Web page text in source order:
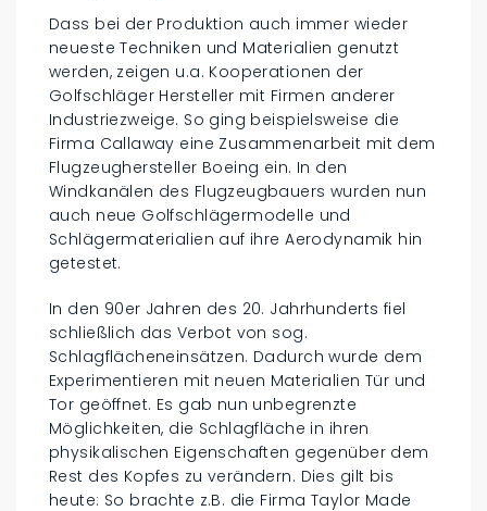
Dass bei der Produktion auch immer wieder
neueste Techniken und Materialien genutzt
werden, zeigen u.a. Kooperationen der
Golfschläger Hersteller mit Firmen anderer
Industriezweige. So ging beispielsweise die
Firma Callaway eine Zusammenarbeit mit dem
Flugzeughersteller Boeing ein. In den
Windkanälen des Flugzeugbauers wurden nun
auch neue Golfschlägermodelle und
Schlägermaterialien auf ihre Aerodynamik hin
getestet.
In den 90er Jahren des 20. Jahrhunderts fiel
schließlich das Verbot von sog.
Schlagflächeneinsätzen. Dadurch wurde dem
Experimentieren mit neuen Materialien Tür und
Tor geöffnet. Es gab nun unbegrenzte
Möglichkeiten, die Schlagfläche in ihren
physikalischen Eigenschaften gegenüber dem
Rest des Kopfes zu verändern. Dies gilt bis
heute: So brachte z.B. die Firma Taylor Made